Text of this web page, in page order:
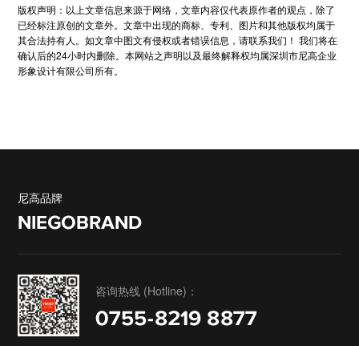
版权声明：以上文章信息来源于网络，文章内容仅代表原作者的观点，除了
已经标注原创的文章外。文章中出现的商标、专利、图片和其他版权均属于
其合法持有人。如文章中图文有侵权或者错误信息，请联系我们！ 我们将在
确认后的24小时内删除。本网站之声明以及最终解释权均属深圳市尼高企业
形象设计有限公司所有。
尼高品牌
NIEGOBRAND
咨询热线 (Hotline)：
0755-8219 8877